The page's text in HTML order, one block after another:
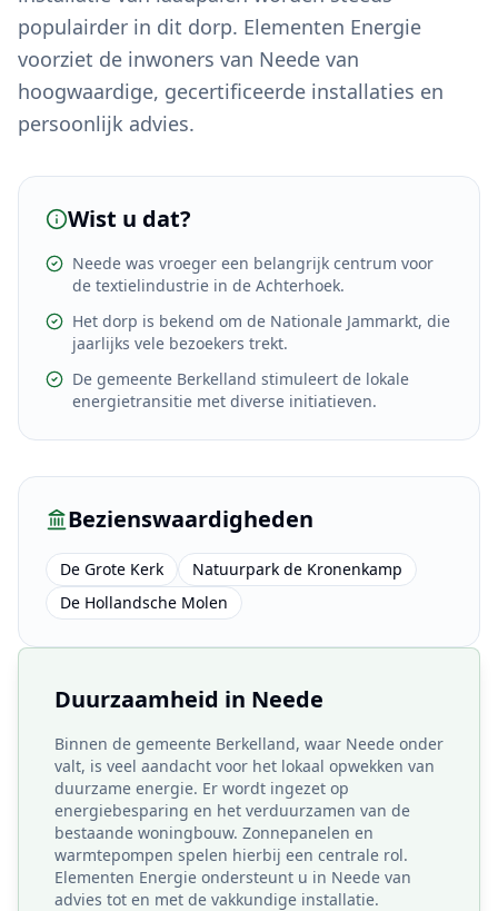
populairder in dit dorp. Elementen Energie
voorziet de inwoners van Neede van
hoogwaardige, gecertificeerde installaties en
persoonlijk advies.
Wist u dat?
Neede was vroeger een belangrijk centrum voor
de textielindustrie in de Achterhoek.
Het dorp is bekend om de Nationale Jammarkt, die
jaarlijks vele bezoekers trekt.
De gemeente Berkelland stimuleert de lokale
energietransitie met diverse initiatieven.
Bezienswaardigheden
De Grote Kerk
Natuurpark de Kronenkamp
De Hollandsche Molen
Duurzaamheid in Neede
Binnen de gemeente Berkelland, waar Neede onder
valt, is veel aandacht voor het lokaal opwekken van
duurzame energie. Er wordt ingezet op
energiebesparing en het verduurzamen van de
bestaande woningbouw. Zonnepanelen en
warmtepompen spelen hierbij een centrale rol.
Elementen Energie ondersteunt u in Neede van
advies tot en met de vakkundige installatie.